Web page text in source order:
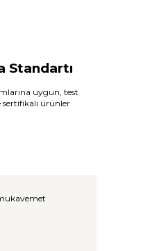
Standartı
uygun, test
sertifikalı ürünler